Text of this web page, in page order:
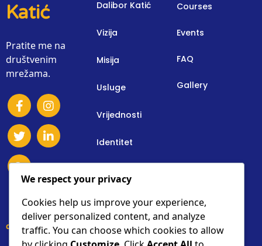
Katić
Pratite me na
društvenim
mrežama.
Dalibor Katić
Vizija
Misija
Usluge
Vrijednosti
Identitet
Courses
Events
FAQ
Gallery
contact details
We respect your privacy
Cookies help us improve your experience,
deliver personalized content, and analyze
traffic. You can choose which cookies to allow